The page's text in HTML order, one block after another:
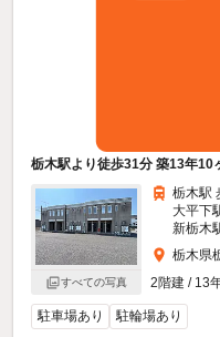
栃木駅より徒歩31分 築13年10
すべての写真
栃木駅
大平下
新栃木
栃木県
2階建 / 13
駐車場あり 駐輪場あり